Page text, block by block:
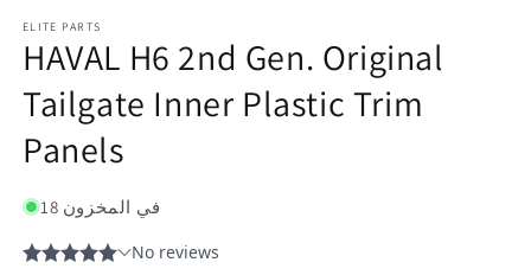
ELITE PARTS
HAVAL H6 2nd Gen. Original
Tailgate Inner Plastic Trim
Panels
18 في المخزون